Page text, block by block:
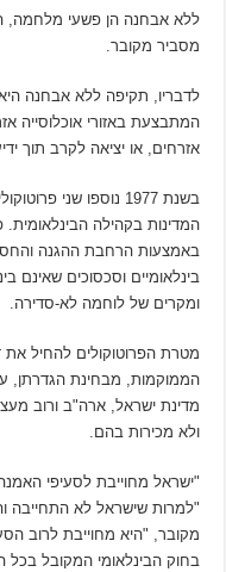
מסביר מקובר.
לדבריו, תקיפה ללא אבחנה
המתבצעת באזורי אוכלוסייה
אזרחים, או יציאה לקרב תוך
בשנת 1977 נוספו
המדינות בקהילה
באמצעות הרחבת ההגנה
בינלאומיים וסכסוכים שאינם
ומקרים של לוחמה לא-סדירה.
מטרת הפרוטוקולים להחיל את
הממוקמות, מבחינת הגדרתן,
מדינת ישראל, ארה"ב ורוב
ולא מכירות בהם.
"ישראל מחוייבת לסעיפי
מקובר, "היא מחוייבת לרוב
בחוק הבינלאומי המקובל